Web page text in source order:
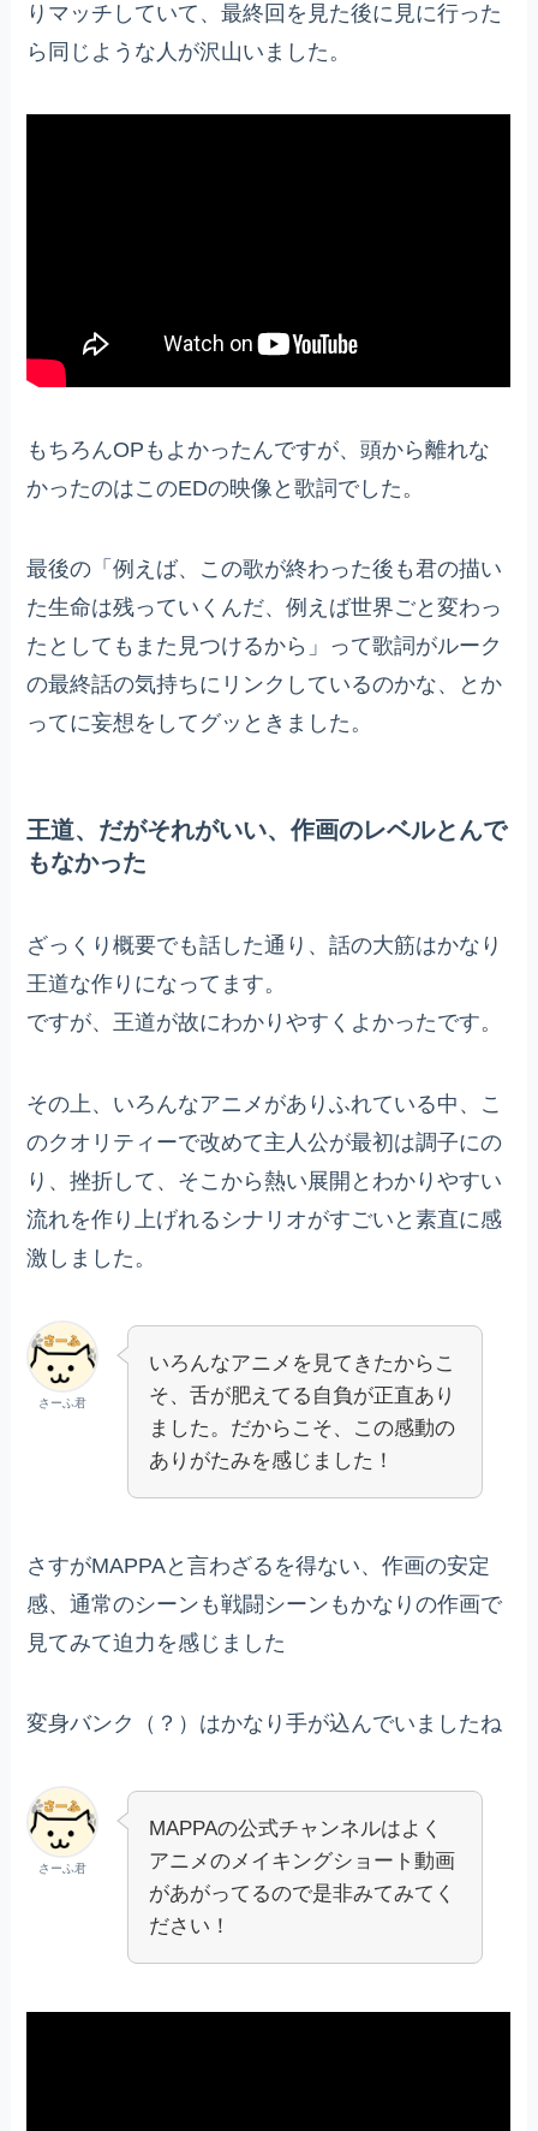
りマッチしていて、最終回を見た後に見に行った
ら同じような人が沢山いました。
もちろんOPもよかったんですが、頭から離れな
かったのはこのEDの映像と歌詞でした。
最後の「例えば、この歌が終わった後も君の描い
た生命は残っていくんだ、例えば世界ごと変わっ
たとしてもまた見つけるから」って歌詞がルーク
の最終話の気持ちにリンクしているのかな、とか
ってに妄想をしてグッときました。
王道、だがそれがいい、作画のレベルとんで
もなかった
ざっくり概要でも話した通り、話の大筋はかなり
王道な作りになってます。
ですが、王道が故にわかりやすくよかったです。
その上、いろんなアニメがありふれている中、こ
のクオリティーで改めて主人公が最初は調子にの
り、挫折して、そこから熱い展開とわかりやすい
流れを作り上げれるシナリオがすごいと素直に感
激しました。
さーふ君
いろんなアニメを見てきたからこ
そ、舌が肥えてる自負が正直あり
ました。だからこそ、この感動の
ありがたみを感じました！
さすがMAPPAと言わざるを得ない、作画の安定
感、通常のシーンも戦闘シーンもかなりの作画で
見てみて迫力を感じました
変身バンク（？）はかなり手が込んでいましたね
さーふ君
MAPPAの公式チャンネルはよく
アニメのメイキングショート動画
があがってるので是非みてみてく
ださい！